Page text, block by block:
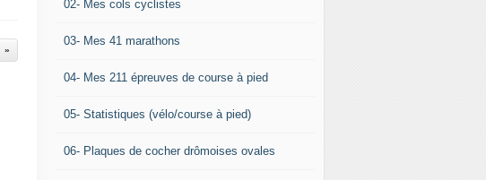
02- Mes cols cyclistes
03- Mes 41 marathons
04- Mes 211 épreuves de course à pied
05- Statistiques (vélo/course à pied)
06- Plaques de cocher drômoises ovales